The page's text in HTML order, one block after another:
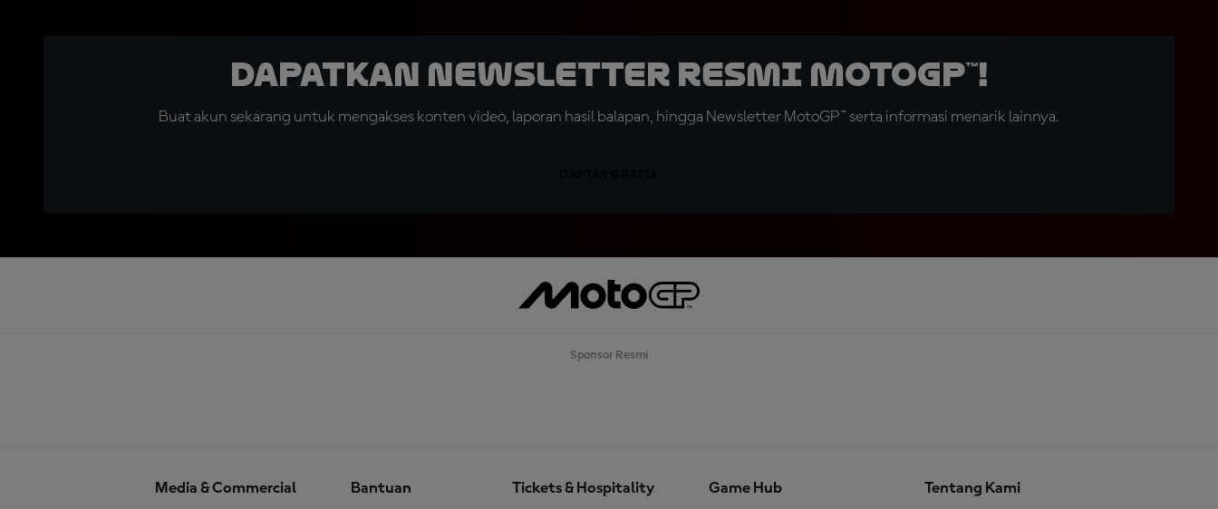
Dapatkan Newsletter Resmi MotoGP™!
Buat akun sekarang untuk mengakses konten video, laporan hasil balapan, hingga Newsletter MotoGP™ serta informasi menarik lainnya.
Sponsor Resmi
Media & Commercial Bantuan Tickets & Hospitality Game Hub Tentang Kami